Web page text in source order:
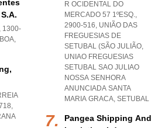
1300-
,
,
R OCIDENTAL DO
MERCADO 57 1ºESQ.,
2900-516, UNIÃO DAS
FREGUESIAS DE
SETUBAL (SÃO JULIÃO,
UNIAO FREGUESIAS
SETUBAL SAO JULIAO
NOSSA SENHORA
ANUNCIADA SANTA
MARIA GRACA, SETUBAL
Pangea Shipping And